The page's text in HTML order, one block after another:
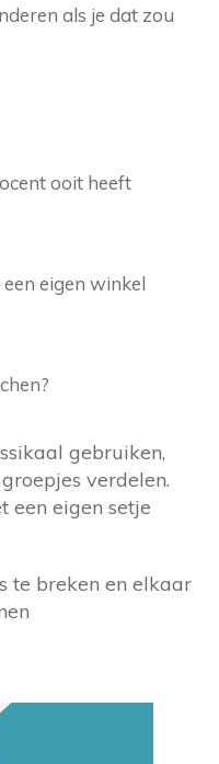
als je dat zou
ooit heeft
eigen winkel
gebruiken,
verdelen.
een eigen setje
te breken en elkaar